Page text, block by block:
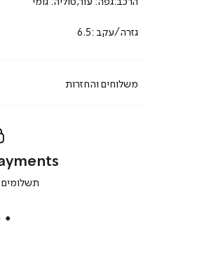
משלוחים והחזרות
גזרה/עקב :6.5